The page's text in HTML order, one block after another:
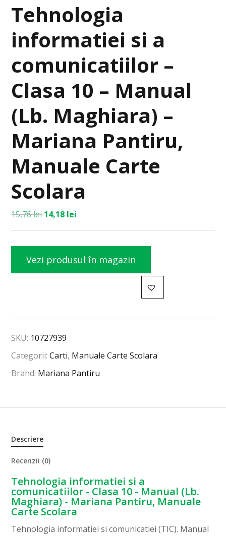
Tehnologia
informatiei si a
comunicatiilor –
Clasa 10 – Manual
(Lb. Maghiara) –
Mariana Pantiru,
Manuale Carte
Scolara
15,76lei 14,18 lei
Vezi produsul în magazin
SKU: 10727939
Categorii:Carti, Manuale Carte Scolara
Brand: Mariana Pantiru
Descriere
Recenzii (0)
Tehnologia informatiei si a
comunicatiilor - Clasa 10 - Manual (Lb.
Maghiara) - Mariana Pantiru, Manuale
Carte Scolara
Tehnologia informatiei si comunicatiei (TIC). Manual